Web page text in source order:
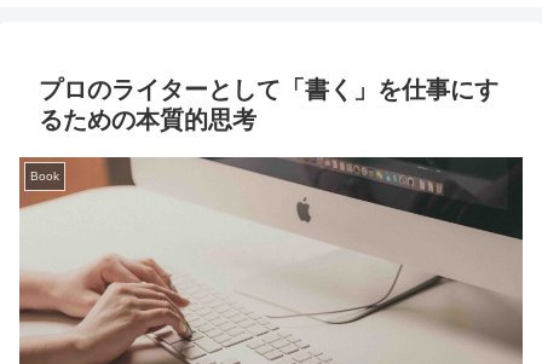
プロのライターとして「書く」を仕事にす
るための本質的思考
Book